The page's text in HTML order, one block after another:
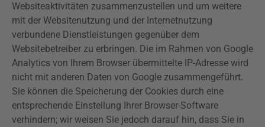
Websiteaktivitäten zusammenzustellen und um weitere
mit der Websitenutzung und der Internetnutzung
verbundene Dienstleistungen gegenüber dem
Websitebetreiber zu erbringen. Die im Rahmen von Google
Analytics von Ihrem Browser übermittelte IP-Adresse wird
nicht mit anderen Daten von Google zusammengeführt.
Sie können die Speicherung der Cookies durch eine
entsprechende Einstellung Ihrer Browser-Software
verhindern; wir weisen Sie jedoch darauf hin, dass Sie in